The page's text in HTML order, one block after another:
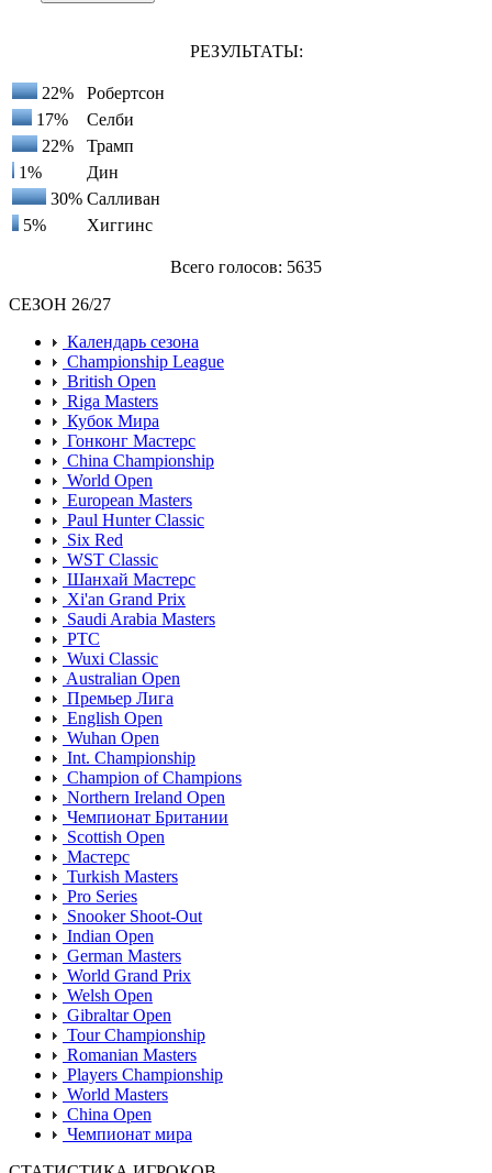
РЕЗУЛЬТАТЫ:
22%
Робертсон
17%
Селби
22%
Трамп
1%
Дин
30% Салливан
5%
Хиггинс
Всего голосов: 5635
СЕЗОН 26/27
Календарь сезона
Championship League
British Open
Riga Masters
Кубок Мира
Гонконг Мастерс
China Championship
World Open
European Masters
Paul Hunter Classic
Six Red
WST Classic
Шанхай Мастерс
Xi'an Grand Prix
Saudi Arabia Masters
PTC
Wuxi Classic
Australian Open
Премьер Лига
English Open
Wuhan Open
Int. Championship
Champion of Champions
Northern Ireland Open
Чемпионат Британии
Scottish Open
Мастерс
Turkish Masters
Pro Series
Snooker Shoot-Out
Indian Open
German Masters
World Grand Prix
Welsh Open
Gibraltar Open
Tour Championship
Romanian Masters
Players Championship
World Masters
China Open
Чемпионат мира